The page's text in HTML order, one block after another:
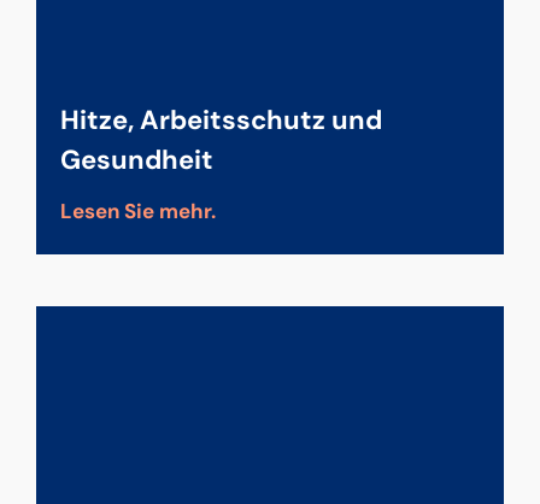
Hitze, Arbeits­schutz und
Gesund­heit
Lesen Sie mehr.